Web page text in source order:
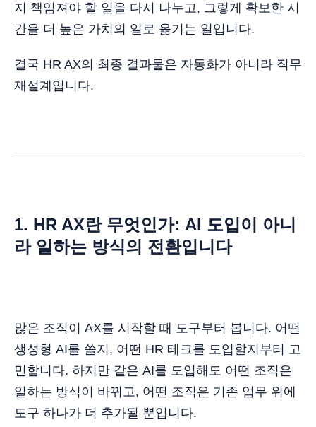
지 책임져야 할 일을 다시 나누고, 그렇게 확보한 시
간을 더 높은 가치의 일로 옮기는 일입니다.
결국 HR AX의 최종 결과물은 자동화가 아니라 직무
재설계입니다.
1. HR AX란 무엇인가: AI 도입이 아니
라 일하는 방식의 전환입니다
많은 조직이 AX를 시작할 때 도구부터 봅니다. 어떤
생성형 AI를 쓸지, 어떤 HR 테크를 도입할지부터 고
민합니다. 하지만 같은 AI를 도입해도 어떤 조직은
일하는 방식이 바뀌고, 어떤 조직은 기존 업무 위에
도구 하나가 더 추가될 뿐입니다.